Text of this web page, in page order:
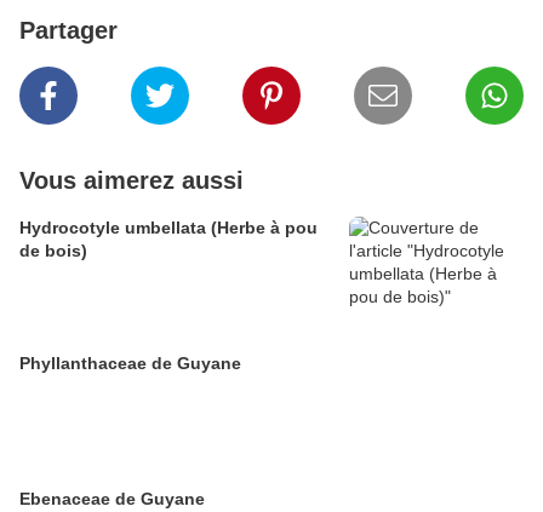
Partager
Vous aimerez aussi
Hydrocotyle umbellata (Herbe à pou
de bois)
Phyllanthaceae de Guyane
Ebenaceae de Guyane